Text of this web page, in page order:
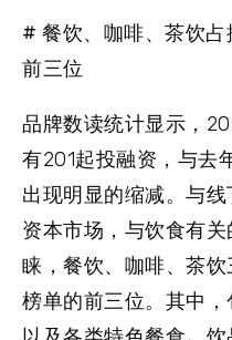
# 餐饮、咖啡、茶饮
前三位
品牌数读统计显示，
有201起投融资，与去
出现明显的缩减。与
资本市场，与饮食有
睐，餐饮、咖啡、茶
榜单的前三位。其中，